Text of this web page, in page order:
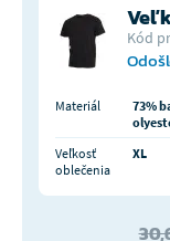
Kód
Materiál
73%
Veľkosť
oblečenia
XL